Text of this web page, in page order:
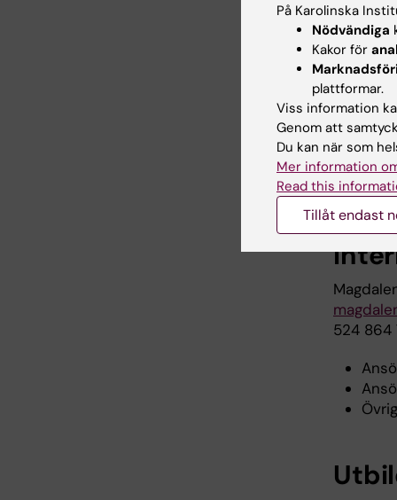
Kristin
All
524 864
På Karolinska
Nödvändiga
Kakor för
plattformar.
Viss information
Genom att
Du kan när som
Mer information
Read this
Tillåt endast